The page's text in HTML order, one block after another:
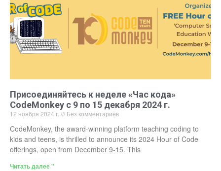
Присоединяйтесь к неделе «Час кода»
CodeMonkey с 9 по 15 декабря 2024 г.
12 ноября 2024 г. Без комментариев
CodeMonkey, the award-winning platform teaching coding to
kids and teens, is thrilled to announce its 2024 Hour of Code
offerings, open from December 9-15. This
Читать далее "